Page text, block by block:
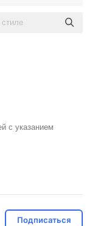
с указанием
Подписаться